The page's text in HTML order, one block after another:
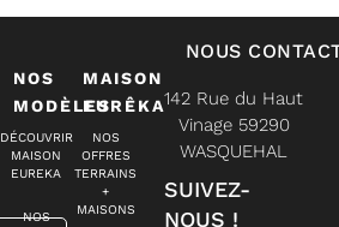
NOS
MODÈLES
DÉCOUVRIR
MAISON
EUREKA
NOS
MAISON
EURÊKA
NOS
OFFRES
TERRAINS
+
MAISONS
NOUS
142 Rue du Haut
Vinage 59290
WASQUEHAL
SUIVEZ-
NOUS !